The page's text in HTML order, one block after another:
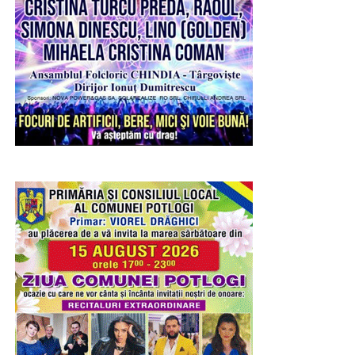
A reprezentat România cu cinste
În alte cazuri, a cântărit prestația șefului statului în materie
de politică externă.
fel încât să asigurăm un plus de transparență la
scrutinul electoral”, a adăugat președintele AEP.
Urmărește Incomod Media și pe Google News
încercă să distrugă, ca o molimă, orice administrație, rupe
contactul cu cetățeanul. Totul se transformă într-o rutină.
Necesitate rece.
Am remarcat că oamenii nu mai pot fi păcăliți cu vorbe
frumoase, cu luminițe, cu favoruri și recompense de
conjunctură. Votul nu mai poate fi cumpărat cu iluzii.
Scorul de ieri de la Găești a arătat acest lucru.
1.511 voturi. De fapt, găeștenii nu l-au simțit pe George
Bidică din filmul acesta. A părut a fi un candidat de avarie,
deloc empatic, neconvingător, absent, parcă împins în față
de un angrenaj care se voia rămas la butoane. Ei bine,
oamenii au simțit treaba asta și au mers pe mâna fostului
comandant al Poliției Găești, care a impus seriozitate și
respect, iar mesajul său simplu, fără nici un fel de
sulemenuri electorale, a fost centrat pe schimbare în bine,
oraș și cetățean. A avut și argumente solide. În Găești nu